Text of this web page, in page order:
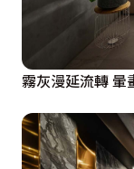
霧灰漫延流轉 暈